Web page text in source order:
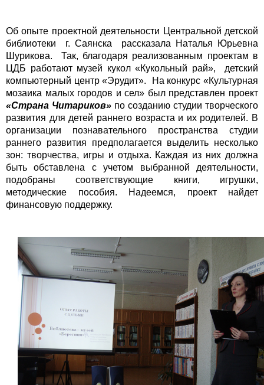
Об опыте проектной деятельности Центральной детской
библиотеки г. Саянска рассказала Наталья Юрьевна
Шурикова. Так, благодаря реализованным проектам в
ЦДБ работают музей кукол «Кукольный рай», детский
компьютерный центр «Эрудит». На конкурс «Культурная
мозаика малых городов и сел» был представлен проект
«Страна Читариков» по созданию студии творческого
развития для детей раннего возраста и их родителей. В
организации познавательного пространства студии
раннего развития предполагается выделить несколько
зон: творчества, игры и отдыха. Каждая из них должна
быть обставлена с учетом выбранной деятельности,
подобраны соответствующие книги, игрушки,
методические пособия. Надеемся, проект найдет
финансовую поддержку.